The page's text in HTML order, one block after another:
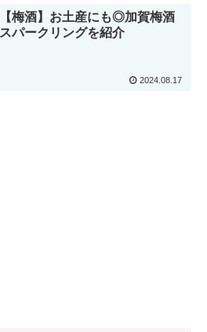
【梅酒】お土産にも◎加賀梅酒
スパークリングを紹介
2024.08.17